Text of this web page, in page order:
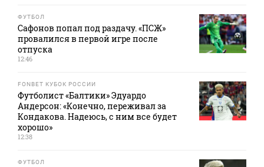
ФУТБОЛ
Сафонов попал под раздачу. «ПСЖ»
провалился в первой игре после
отпуска
12:46
FONBET КУБОК РОССИИ
Футболист «Балтики» Эдуардо
Андерсон: «Конечно, переживал за
Кондакова. Надеюсь, с ним все будет
хорошо»
12:38
ФУТБОЛ